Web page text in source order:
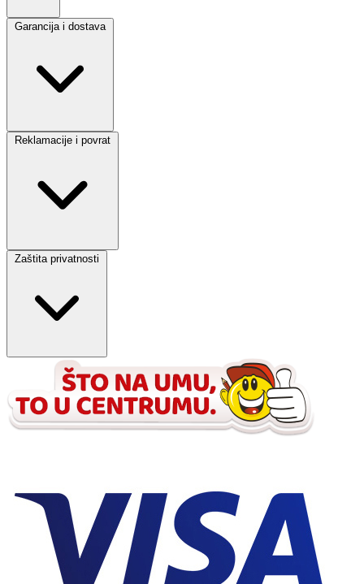
Garancija i dostava
Reklamacije i povrat
Zaštita privatnosti